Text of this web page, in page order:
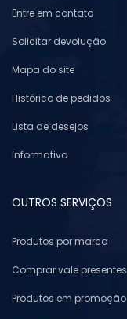
Entre em contato
Solicitar devolução
Mapa do site
Histórico de pedidos
Lista de desejos
Informativo
OUTROS SERVIÇOS
Produtos por marca
Comprar vale presentes
Produtos em promoção